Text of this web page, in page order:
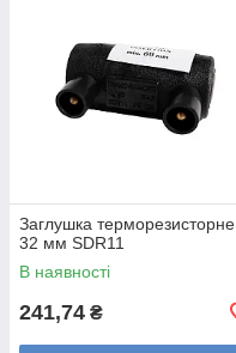
Заглушка терморезисторне
32 мм SDR11
В наявності
241,74 ₴